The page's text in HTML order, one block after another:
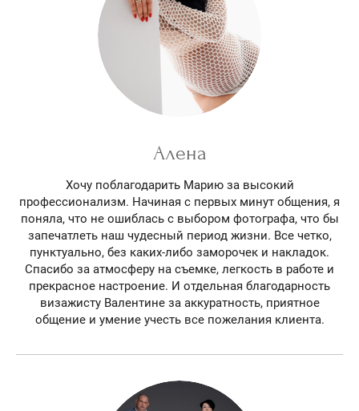
Алена
Хочу поблагодарить Марию за высокий
профессионализм. Начиная с первых минут общения, я
поняла, что не ошиблась с выбором фотографа, что бы
запечатлеть наш чудесный период жизни. Все четко,
пунктуально, без каких-либо заморочек и накладок.
Спасибо за атмосферу на съемке, легкость в работе и
прекрасное настроение. И отдельная благодарность
визажисту Валентине за аккуратность, приятное
общение и умение учесть все пожелания клиента.